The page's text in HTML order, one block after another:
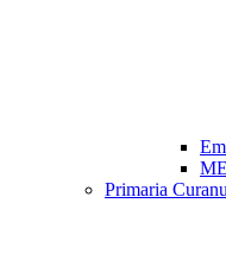
Primaria